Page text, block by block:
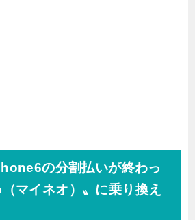
の分割払いが終わっ
マイネオ）〟に乗り換え